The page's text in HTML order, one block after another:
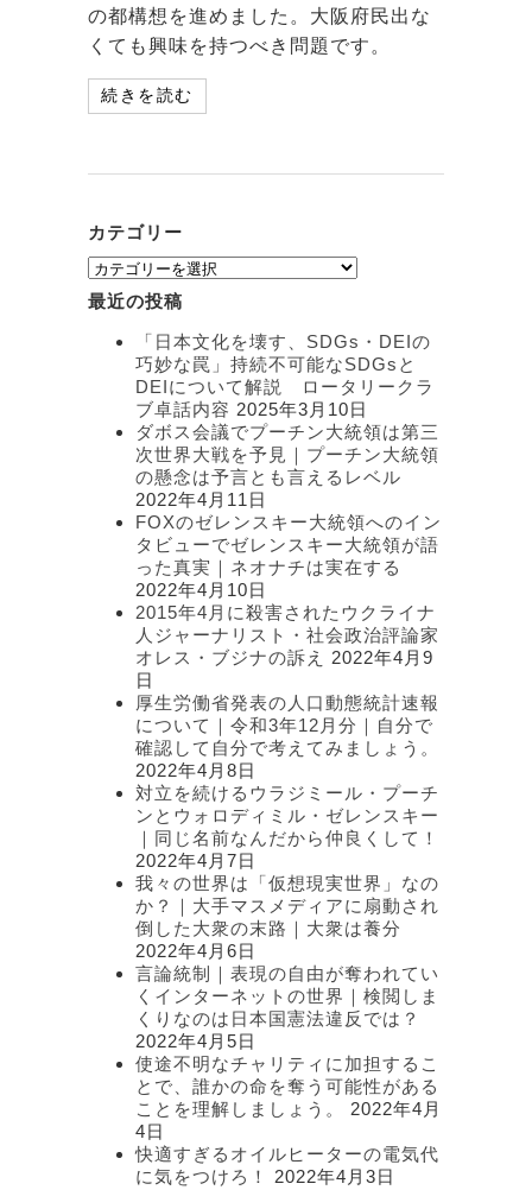
の都構想を進めました。大阪府民出な
くても興味を持つべき問題です。
続きを読む
カテゴリー
カ
テ
ゴ
最近の投稿
「日本文化を壊す、SDGs・DEIの
巧妙な罠」持続不可能なSDGsと
DEIについて解説 ロータリークラ
ブ卓話内容 2025年3月10日
ダボス会議でプーチン大統領は第三
次世界大戦を予見｜プーチン大統領
の懸念は予言とも言えるレベル
2022年4月11日
FOXのゼレンスキー大統領へのイン
タビューでゼレンスキー大統領が語
った真実｜ネオナチは実在する
2022年4月10日
2015年4月に殺害されたウクライナ
人ジャーナリスト・社会政治評論家
オレス・ブジナの訴え
2022年4月9
日
厚生労働省発表の人口動態統計速報
について｜令和3年12月分｜自分で
確認して自分で考えてみましょう。
2022年4月8日
対立を続けるウラジミール・プーチ
ンとウォロディミル・ゼレンスキー
｜同じ名前なんだから仲良くして！
2022年4月7日
我々の世界は「仮想現実世界」なの
か？｜大手マスメディアに扇動され
倒した大衆の末路｜大衆は養分
2022年4月6日
言論統制｜表現の自由が奪われてい
くインターネットの世界｜検閲しま
くりなのは日本国憲法違反では？
2022年4月5日
使途不明なチャリティに加担するこ
とで、誰かの命を奪う可能性がある
ことを理解しましょう。
2022年4月
4日
快適すぎるオイルヒーターの電気代
に気をつけろ！
2022年4月3日